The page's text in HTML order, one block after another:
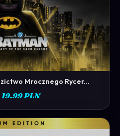
→Mrocznego Rycer...
PLN